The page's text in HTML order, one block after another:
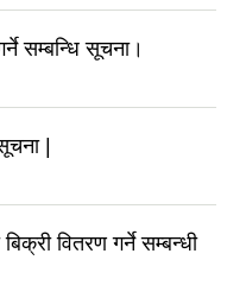
सम्बन्धि सूचना।
|
वितरण गर्ने सम्बन्धी